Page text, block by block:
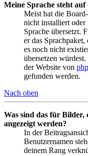
Meine Sprache steht
Meist hat die
nicht installiert oder
Sprache übersetzt.
er das
es noch nicht
übersetzen
der Website von
gefunden werden.
Nach oben
Was sind das für Bilder,
angezeigt werden?
In der
Benutzernamen
deinem Rang